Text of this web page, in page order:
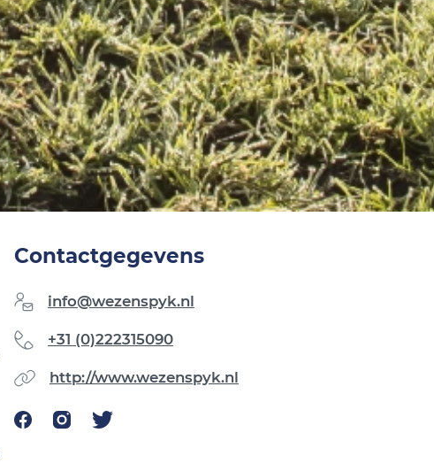
Contactgegevens
info@wezenspyk.nl
+31 (0)222315090
http://www.wezenspyk.nl